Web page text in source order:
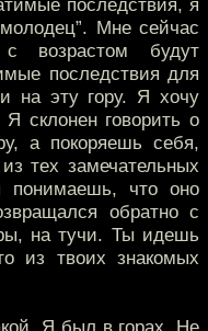
последствия, я
Мне сейчас
будут
последствия для
на эту гору. Я хочу
склонен говорить о
а покоряешь себя,
тех замечательных
понимаешь, что оно
обратно с
на тучи. Ты идешь
из твоих знакомых